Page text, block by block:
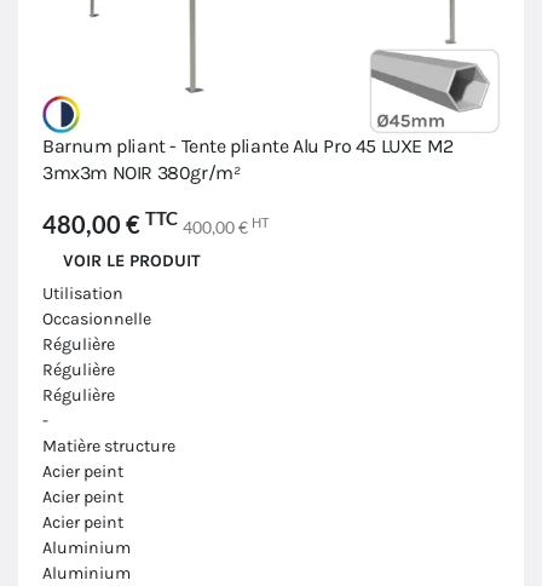
Barnum pliant - Tente pliante Alu Pro 45 LUXE M2
3mx3m NOIR 380gr/m²
480,00 € TTC 400,00 € HT
VOIR LE PRODUIT
Utilisation
Occasionnelle
Régulière
Régulière
Régulière
-
Matière structure
Acier peint
Acier peint
Acier peint
Aluminium
Aluminium